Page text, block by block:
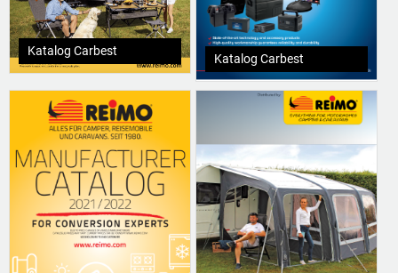
Katalog Carbest
Katalog Carbest